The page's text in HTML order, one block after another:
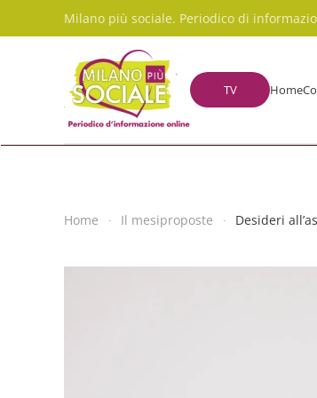
Skip to main content
Milano più sociale. Periodico di
TV Home
Home Il mesiproposte Desideri